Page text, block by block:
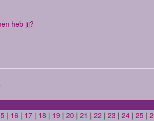
heb jij?
| 16 | 17 | 18 | 19 | 20 | 21 | 22 | 23 | 24 | 25 |